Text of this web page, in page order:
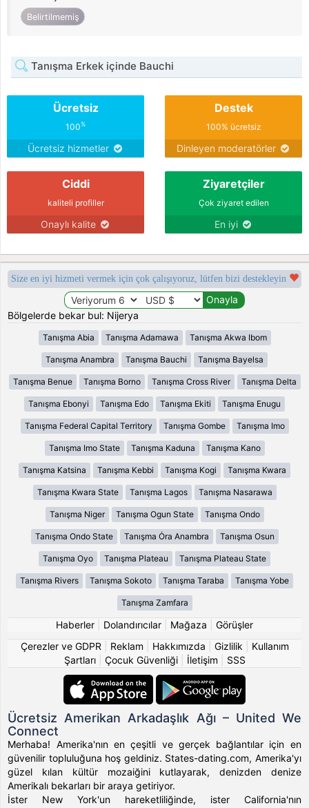
Belirtilmemiş
Tanışma Erkek içinde Bauchi
Ücretsiz
100%
Ücretsiz hizmetler
Destek
100% ücretsiz
Dinleyen moderatörler
Ciddi
kaliteli profiller
Onaylı kalite
Ziyaretçiler
Çok ziyaret edilen
En iyi
Size en iyi hizmeti vermek için çok çalışıyoruz, lütfen bizi destekleyin
Bölgelerde bekar bul: Nijerya
Tanışma Abia Tanışma Adamawa Tanışma Akwa Ibom
Tanışma Anambra Tanışma Bauchi Tanışma Bayelsa
Tanışma Benue Tanışma Borno Tanışma Cross River Tanışma Delta
Tanışma Ebonyi Tanışma Edo Tanışma Ekiti Tanışma Enugu
Tanışma Federal Capital Territory Tanışma Gombe Tanışma Imo
Tanışma Imo State Tanışma Kaduna Tanışma Kano
Tanışma Katsina Tanışma Kebbi Tanışma Kogi Tanışma Kwara
Tanışma Kwara State Tanışma Lagos Tanışma Nasarawa
Tanışma Niger Tanışma Ogun State Tanışma Ondo
Tanışma Ondo State Tanışma Ȯra Anambra Tanışma Osun
Tanışma Oyo Tanışma Plateau Tanışma Plateau State
Tanışma Rivers Tanışma Sokoto Tanışma Taraba Tanışma Yobe
Tanışma Zamfara
Haberler Dolandırıcılar Mağaza
Görüşler
Çerezler ve GDPR
Reklam Hakkımızda Gizlilik
Kullanım
Şartları| Çocuk Güvenliği| İletişim SSS
Ücretsiz Amerikan Arkadaşlık Ağı – United We
Connect
Merhaba! Amerika'nın en çeşitli ve gerçek bağlantılar için en
güvenilir topluluğuna hoş geldiniz. States-dating.com, Amerika'yı
güzel kılan kültür mozaiğini kutlayarak, denizden denize
Amerikalı bekarları bir araya getiriyor.
İster New York'un hareketliliğinde, ister California'nın